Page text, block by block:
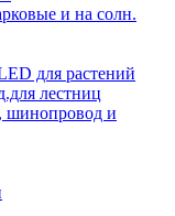
и на солн.
для растений
лестниц
шинопровод и